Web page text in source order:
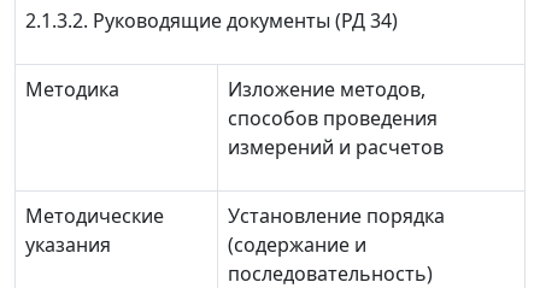
2.1.3.2. Руководящие документы (РД 34)
Методика
Изложение методов,
способов проведения
измерений и расчетов
Методические
указания
Установление порядка
(содержание и
последовательность)